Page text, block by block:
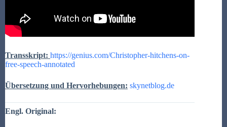
Transskript: https://genius.com/Christopher-hitchens-on-
free-speech-annotated
Übersetzung und Hervorhebungen: skynetblog.de
Engl. Original: